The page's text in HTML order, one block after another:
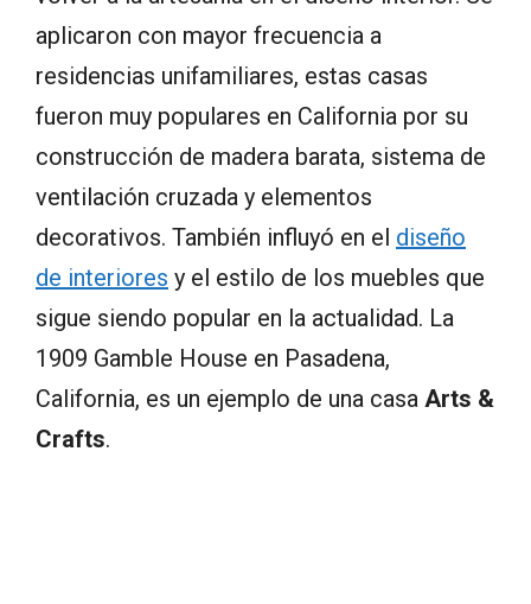
aplicaron con mayor frecuencia a
residencias unifamiliares, estas casas
fueron muy populares en California por su
construcción de madera barata, sistema de
ventilación cruzada y elementos
decorativos. También influyó en el diseño
de interiores y el estilo de los muebles que
sigue siendo popular en la actualidad. La
1909 Gamble House en Pasadena,
California, es un ejemplo de una casa Arts &
Crafts.